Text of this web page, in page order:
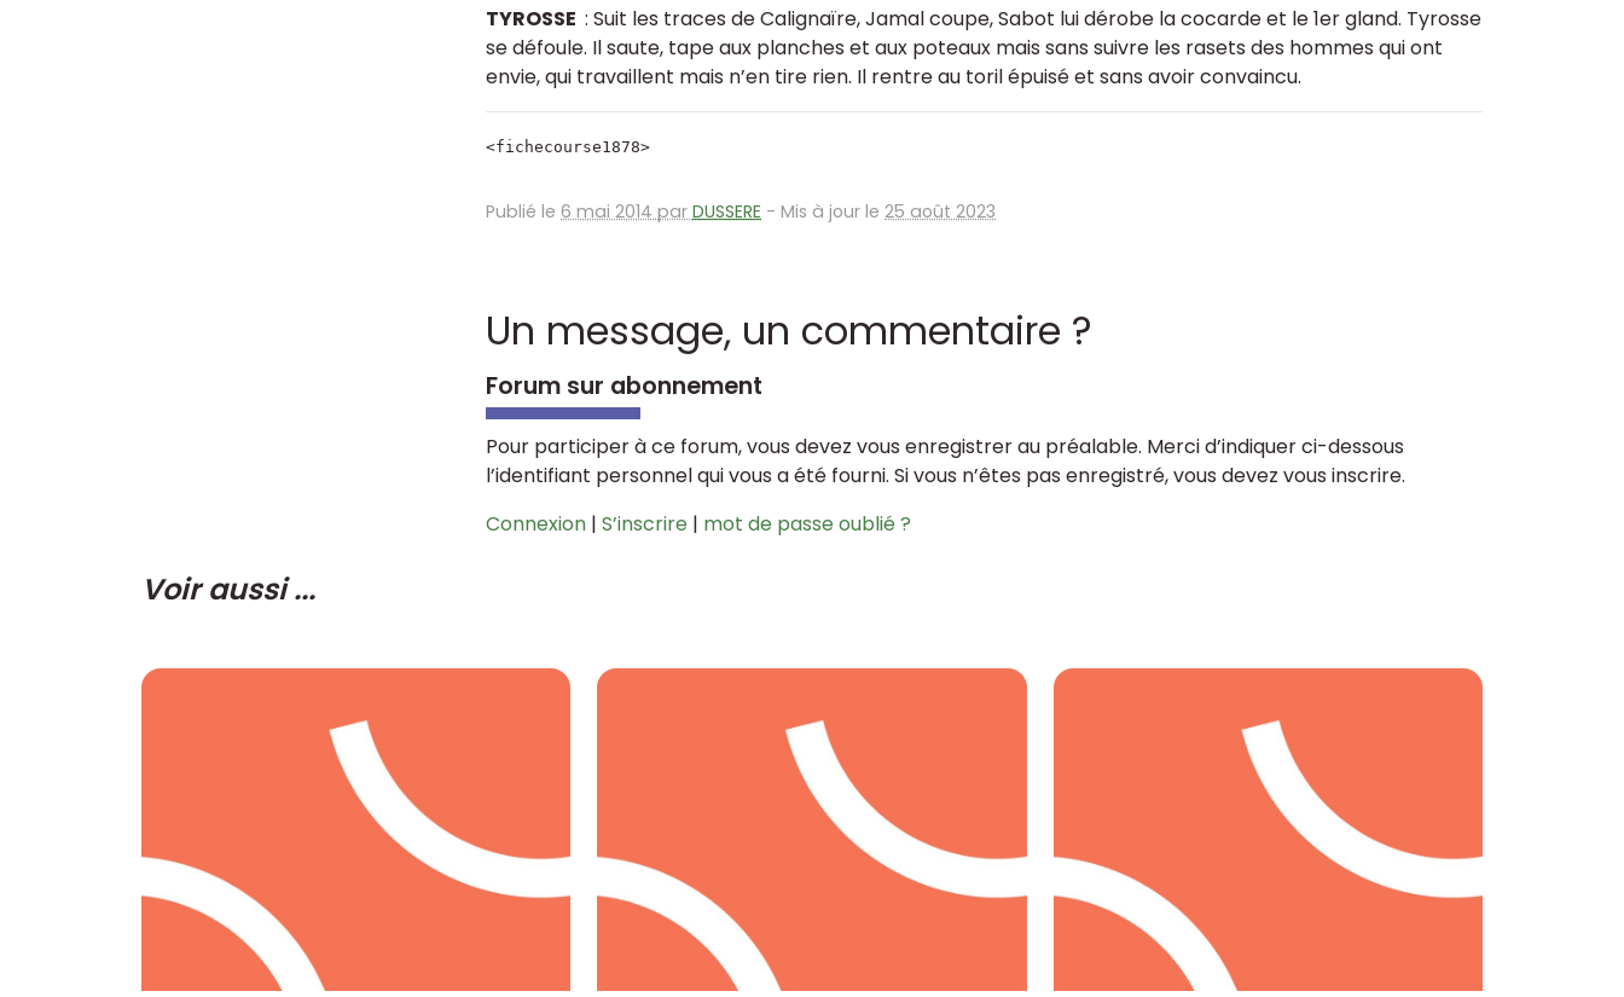
TYROSSE : Suit les traces de Calignaïre, Jamal coupe, Sabot lui dérobe la cocarde et le 1er gland. Tyrosse
se défoule. Il saute, tape aux planches et aux poteaux mais sans suivre les rasets des hommes qui ont
envie, qui travaillent mais n’en tire rien. Il rentre au toril épuisé et sans avoir convaincu.
<fichecourse1878>
Publié le 6 mai 2014 par DUSSERE - Mis à jour le 25 août 2023
Un message, un commentaire ?
Forum sur abonnement
Pour participer à ce forum, vous devez vous enregistrer au préalable. Merci d’indiquer ci-dessous
l’identifiant personnel qui vous a été fourni. Si vous n’êtes pas enregistré, vous devez vous inscrire.
Connexion | S’inscrire | mot de passe oublié ?
Voir aussi ...